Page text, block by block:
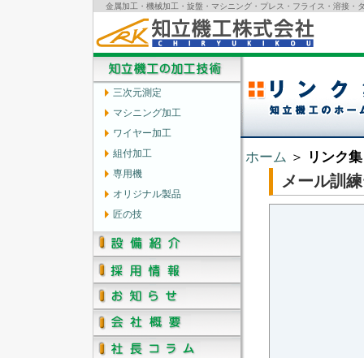
金属加工・機械加工・旋盤・マシニング・プレス・フライス・溶接・
三次元測定
マシニング加工
ワイヤー加工
組付加工
専用機
オリジナル製品
匠の技
ホーム ＞ リンク集
メール訓